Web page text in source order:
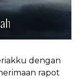
dengan
rapot